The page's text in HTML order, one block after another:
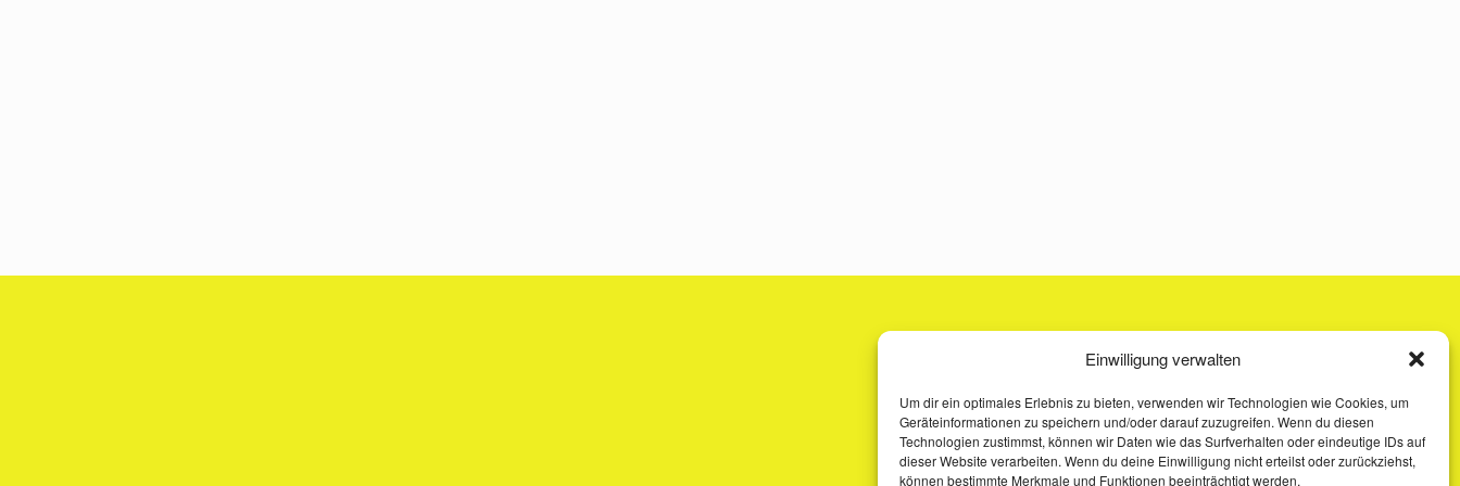
Einwilligung verwalten
Um dir ein optimales Erlebnis zu bieten, verwenden wir Technologien wie Cookies, um
Geräteinformationen zu speichern und/oder darauf zuzugreifen. Wenn du diesen
Technologien zustimmst, können wir Daten wie das Surfverhalten oder eindeutige IDs auf
dieser Website verarbeiten. Wenn du deine Einwilligung nicht erteilst oder zurückziehst,
können bestimmte Merkmale und Funktionen beeinträchtigt werden.